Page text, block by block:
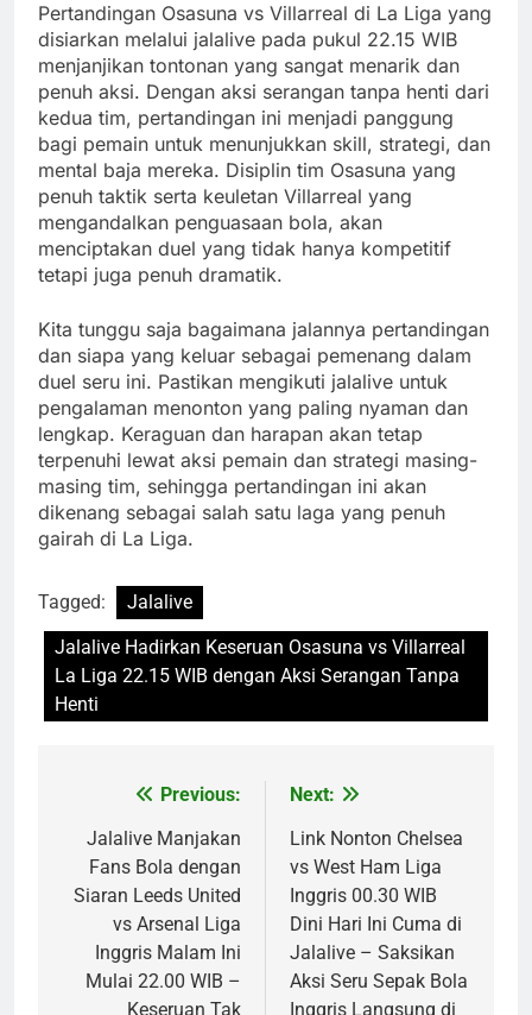
Pertandingan Osasuna vs Villarreal di La Liga yang
disiarkan melalui jalalive pada pukul 22.15 WIB
menjanjikan tontonan yang sangat menarik dan
penuh aksi. Dengan aksi serangan tanpa henti dari
kedua tim, pertandingan ini menjadi panggung
bagi pemain untuk menunjukkan skill, strategi, dan
mental baja mereka. Disiplin tim Osasuna yang
penuh taktik serta keuletan Villarreal yang
mengandalkan penguasaan bola, akan
menciptakan duel yang tidak hanya kompetitif
tetapi juga penuh dramatik.
Kita tunggu saja bagaimana jalannya pertandingan
dan siapa yang keluar sebagai pemenang dalam
duel seru ini. Pastikan mengikuti jalalive untuk
pengalaman menonton yang paling nyaman dan
lengkap. Keraguan dan harapan akan tetap
terpenuhi lewat aksi pemain dan strategi masing-
masing tim, sehingga pertandingan ini akan
dikenang sebagai salah satu laga yang penuh
gairah di La Liga.
Tagged:
Jalalive
Jalalive Hadirkan Keseruan Osasuna vs Villarreal
La Liga 22.15 WIB dengan Aksi Serangan Tanpa
Henti
navigation
Previous:
Jalalive Manjakan
Fans Bola dengan
Siaran Leeds United
vs Arsenal Liga
Inggris Malam Ini
Mulai 22.00 WIB –
Keseruan Tak
Next:
Link Nonton Chelsea
vs West Ham Liga
Inggris 00.30 WIB
Dini Hari Ini Cuma di
Jalalive – Saksikan
Aksi Seru Sepak Bola
Inggris Langsung di